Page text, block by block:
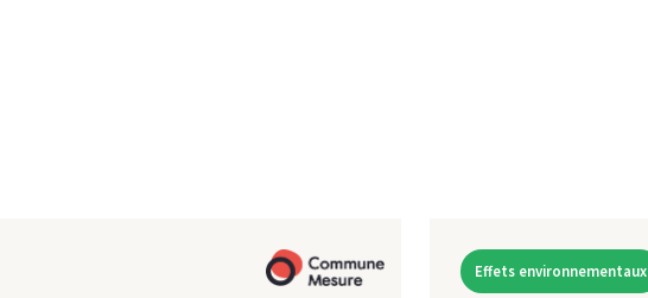
Effets environnementaux